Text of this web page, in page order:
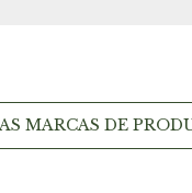
MARCAS DE